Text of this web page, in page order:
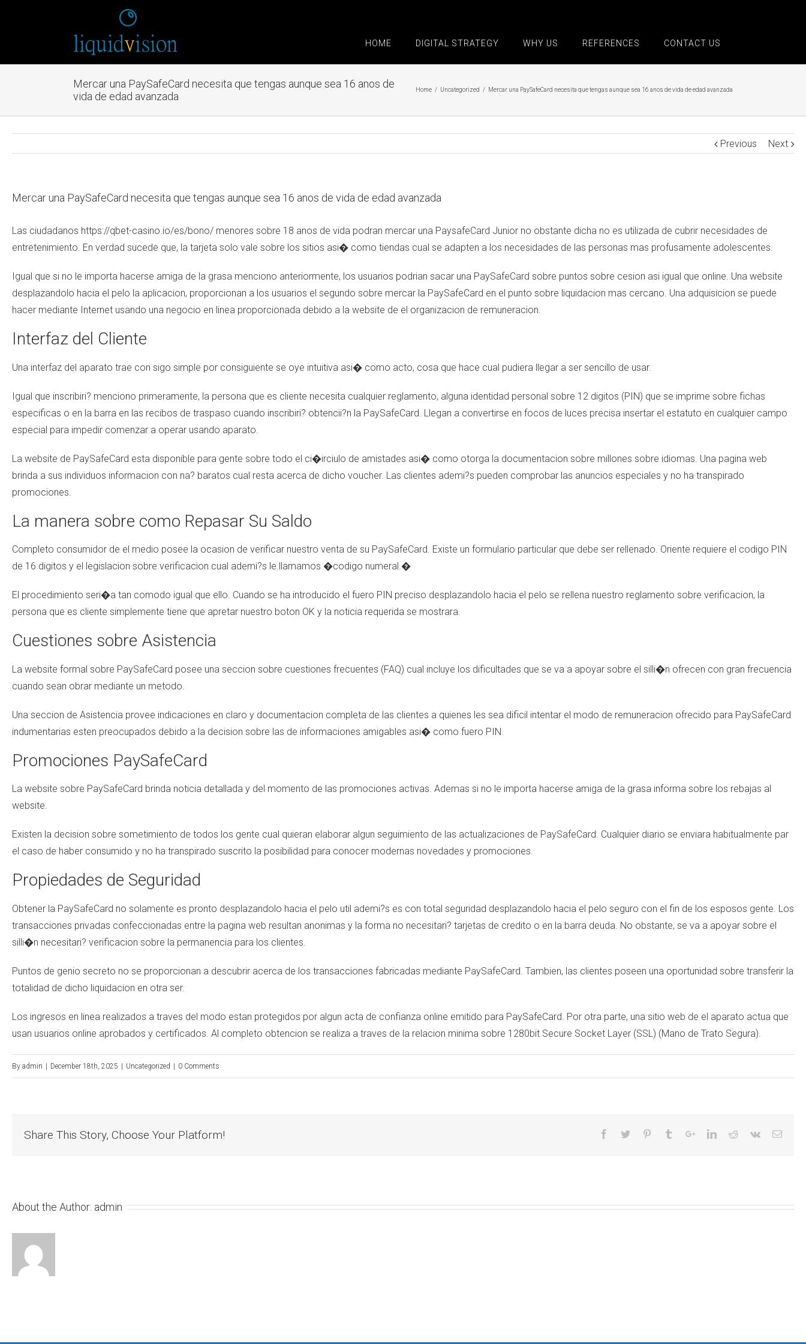
HOME DIGITAL STRATEGY WHY US REFERENCES CONTACT US
Mercar una PaySafeCard necesita que tengas aunque sea 16 anos de
vida de edad avanzada
Home / Uncategorized / Mercar una PaySafeCard necesita que tengas aunque sea 16 anos de vida de edad avanzada
Previous Next
Mercar una PaySafeCard necesita que tengas aunque sea 16 anos de vida de edad avanzada
Las ciudadanos https://qbet-casino.io/es/bono/ menores sobre 18 anos de vida podran mercar una PaysafeCard Junior no obstante dicha no es utilizada de cubrir necesidades de
entretenimiento. En verdad sucede que, la tarjeta solo vale sobre los sitios asi� como tiendas cual se adapten a los necesidades de las personas mas profusamente adolescentes.
Igual que si no le importa hacerse amiga de la grasa menciono anteriormente, los usuarios podrian sacar una PaySafeCard sobre puntos sobre cesion asi igual que online. Una website
desplazandolo hacia el pelo la aplicacion, proporcionan a los usuarios el segundo sobre mercar la PaySafeCard en el punto sobre liquidacion mas cercano. Una adquisicion se puede
hacer mediante Internet usando una negocio en linea proporcionada debido a la website de el organizacion de remuneracion.
Interfaz del Cliente
Una interfaz del aparato trae con sigo simple por consiguiente se oye intuitiva asi� como acto, cosa que hace cual pudiera llegar a ser sencillo de usar.
Igual que inscribiri? menciono primeramente, la persona que es cliente necesita cualquier reglamento, alguna identidad personal sobre 12 digitos (PIN) que se imprime sobre fichas
especificas o en la barra en las recibos de traspaso cuando inscribiri? obtencii?n la PaySafeCard. Llegan a convertirse en focos de luces precisa insertar el estatuto en cualquier campo
especial para impedir comenzar a operar usando aparato.
La website de PaySafeCard esta disponible para gente sobre todo el ci�irciulo de amistades asi� como otorga la documentacion sobre millones sobre idiomas. Una pagina web
brinda a sus individuos informacion con na? baratos cual resta acerca de dicho voucher. Las clientes ademi?s pueden comprobar las anuncios especiales y no ha transpirado
promociones.
La manera sobre como Repasar Su Saldo
Completo consumidor de el medio posee la ocasion de verificar nuestro venta de su PaySafeCard. Existe un formulario particular que debe ser rellenado. Oriente requiere el codigo PIN
de 16 digitos y el legislacion sobre verificacion cual ademi?s le llamamos �codigo numeral.�
El procedimiento seri�a tan comodo igual que ello. Cuando se ha introducido el fuero PIN preciso desplazandolo hacia el pelo se rellena nuestro reglamento sobre verificacion, la
persona que es cliente simplemente tiene que apretar nuestro boton OK y la noticia requerida se mostrara.
Cuestiones sobre Asistencia
La website formal sobre PaySafeCard posee una seccion sobre cuestiones frecuentes (FAQ) cual incluye los dificultades que se va a apoyar sobre el silli�n ofrecen con gran frecuencia
cuando sean obrar mediante un metodo.
Una seccion de Asistencia provee indicaciones en claro y documentacion completa de las clientes a quienes les sea dificil intentar el modo de remuneracion ofrecido para PaySafeCard
indumentarias esten preocupados debido a la decision sobre las de informaciones amigables asi� como fuero PIN.
Promociones PaySafeCard
La website sobre PaySafeCard brinda noticia detallada y del momento de las promociones activas. Ademas si no le importa hacerse amiga de la grasa informa sobre los rebajas al
website.
Existen la decision sobre sometimiento de todos los gente cual quieran elaborar algun seguimiento de las actualizaciones de PaySafeCard. Cualquier diario se enviara habitualmente par
el caso de haber consumido y no ha transpirado suscrito la posibilidad para conocer modernas novedades y promociones.
Propiedades de Seguridad
Obtener la PaySafeCard no solamente es pronto desplazandolo hacia el pelo util ademi?s es con total seguridad desplazandolo hacia el pelo seguro con el fin de los esposos gente. Los
transacciones privadas confeccionadas entre la pagina web resultan anonimas y la forma no necesitari? tarjetas de credito o en la barra deuda. No obstante, se va a apoyar sobre el
silli�n necesitari? verificacion sobre la permanencia para los clientes.
Puntos de genio secreto no se proporcionan a descubrir acerca de los transacciones fabricadas mediante PaySafeCard. Tambien, las clientes poseen una oportunidad sobre transferir la
totalidad de dicho liquidacion en otra ser.
Los ingresos en linea realizados a traves del modo estan protegidos por algun acta de confianza online emitido para PaySafeCard. Por otra parte, una sitio web de el aparato actua que
usan usuarios online aprobados y certificados. Al completo obtencion se realiza a traves de la relacion minima sobre 1280bit Secure Socket Layer (SSL) (Mano de Trato Segura).
By admin December 18th, 2025 Uncategorized 0 Comments
Share This Story, Choose Your Platform!
About the Author: admin